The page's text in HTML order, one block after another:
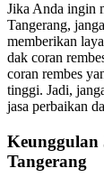
Jika Anda ingin
Tangerang,
memberikan
dak coran
coran rembes
tinggi. Jadi,
jasa perbaikan
Keunggulan
Tangerang